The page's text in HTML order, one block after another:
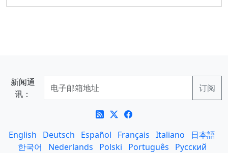
新闻通
讯：
English Deutsch Español Français Italiano
日本語
한국어
Nederlands Polski Português
Русский